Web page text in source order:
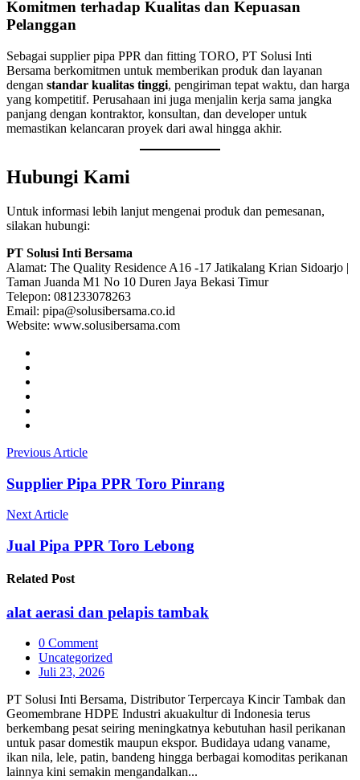
Komitmen terhadap Kualitas dan Kepuasan
Pelanggan
Sebagai supplier pipa PPR dan fitting TORO, PT Solusi Inti
Bersama berkomitmen untuk memberikan produk dan layanan
dengan standar kualitas tinggi, pengiriman tepat waktu, dan harga
yang kompetitif. Perusahaan ini juga menjalin kerja sama jangka
panjang dengan kontraktor, konsultan, dan developer untuk
memastikan kelancaran proyek dari awal hingga akhir.
Hubungi Kami
Untuk informasi lebih lanjut mengenai produk dan pemesanan,
silakan hubungi:
PT Solusi Inti Bersama
Alamat: The Quality Residence A16 -17 Jatikalang Krian Sidoarjo |
Taman Juanda M1 No 10 Duren Jaya Bekasi Timur
Telepon: 081233078263
Email: pipa@solusibersama.co.id
Website: www.solusibersama.com
Previous Article
Supplier Pipa PPR Toro Pinrang
Next Article
Jual Pipa PPR Toro Lebong
Related Post
alat aerasi dan pelapis tambak
0 Comment
Uncategorized
Juli 23, 2026
PT Solusi Inti Bersama, Distributor Terpercaya Kincir Tambak dan
Geomembrane HDPE Industri akuakultur di Indonesia terus
berkembang pesat seiring meningkatnya kebutuhan hasil perikanan
untuk pasar domestik maupun ekspor. Budidaya udang vaname,
ikan nila, lele, patin, bandeng hingga berbagai komoditas perikanan
lainnya kini semakin mengandalkan...